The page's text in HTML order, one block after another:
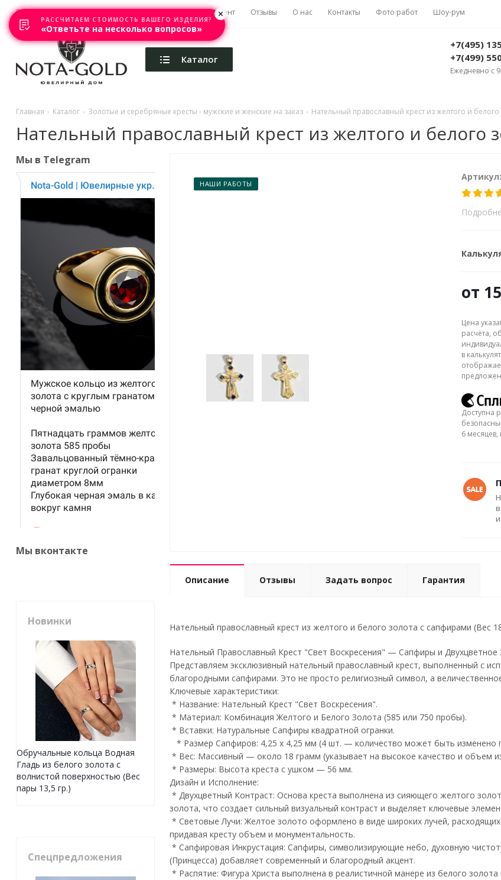
Главная Акции Каталоги Изготовление Ремонт Отзывы О нас Контакты Фото работ Шоу-рум
Каталог
+7(495)
+7(499)
Ежедневно с
Главная - Каталог - Золотые и серебряные кресты - мужские и женские на заказ - Нательный православный крест из желтого и
Нательный православный крест из желтого и белого
НАШИ РАБОТЫ
от
Цена
расчёта,
в
Доступна
6
Описание Отзывы Задать вопрос Гарантия
Нательный православный крест из желтого и белого золота с сапфирами (Вес
Нательный Православный Крест "Свет Воскресения" — Сапфиры и Двухцветное
Представляем эксклюзивный нательный православный крест, выполненный с
благородными сапфирами. Это не просто религиозный символ, а
Ключевые характеристики:
* Название: Нательный Крест "Свет Воскресения".
* Материал: Комбинация Желтого и Белого Золота (585 или 750 пробы).
* Вставки: Натуральные Сапфиры квадратной огранки.
* Размер Сапфиров: 4,25 х 4,25 мм (4 шт. — количество может быть изменено
* Вес: Массивный — около 18 грамм (указывает на высокое качество и объем
* Размеры: Высота креста с ушком — 56 мм.
Дизайн и Исполнение:
* Двухцветный Контраст: Основа креста выполнена из сияющего желтого
золота, что создает сильный визуальный контраст и выделяет ключевые
* Световые Лучи: Желтое золото оформлено в виде широких лучей,
придавая кресту объем и монументальность.
* Сапфировая Инкрустация: Сапфиры, символизирующие небо, духовную
(Принцесса) добавляет современный и благородный акцент.
* Распятие: Фигура Христа выполнена в реалистичной манере из белого
Мы в Telegram
Мы вконтакте
Новинки
Обручальные кольца Водная
Гладь из белого золота с
волнистой поверхностью (Вес
пары 13,5 гр.)
Спецпредложения
РАССЧИТАЕМ СТОИМОСТЬ ВАШЕГО ИЗДЕЛИЯ?
«Ответьте на несколько вопросов»